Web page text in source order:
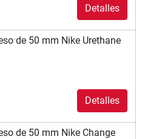
Detalles
de 50 mm Nike Urethane
Detalles
de 50 mm Nike Change